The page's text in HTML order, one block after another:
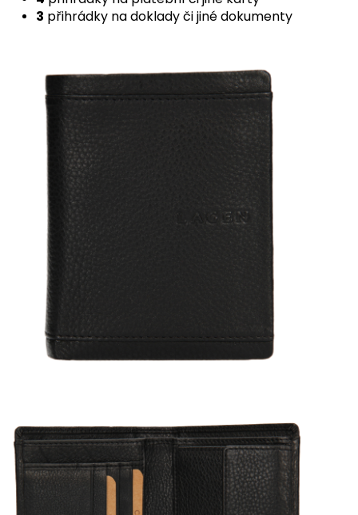
3 přihrádky na doklady či jiné dokumenty